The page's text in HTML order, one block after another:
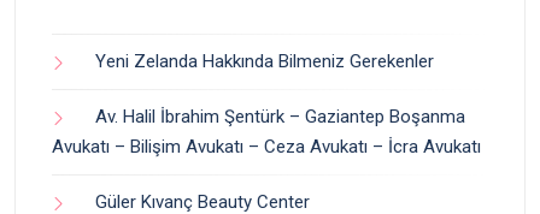
Yeni Zelanda Hakkında Bilmeniz Gerekenler
Av. Halil İbrahim Şentürk – Gaziantep Boşanma
Avukatı – Bilişim Avukatı – Ceza Avukatı – İcra Avukatı
Güler Kıvanç Beauty Center